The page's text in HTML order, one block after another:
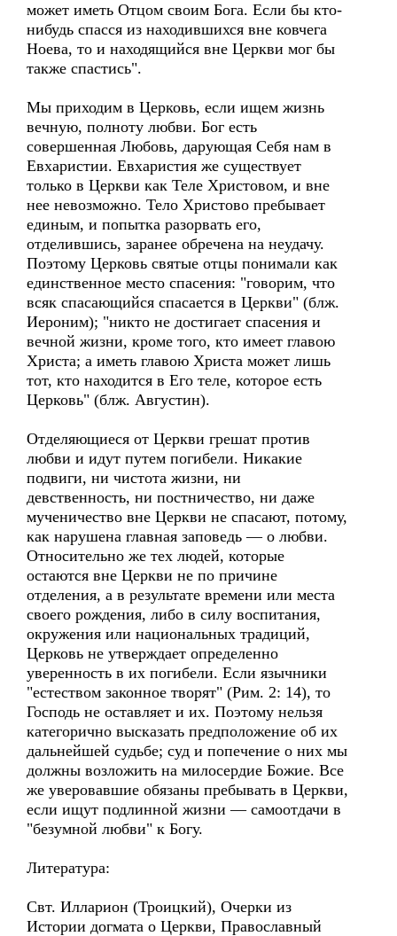
может иметь Отцом своим Бога. Если бы кто-
нибудь спасся из находившихся вне ковчега
Ноева, то и находящийся вне Церкви мог бы
также спастись".
Мы приходим в Церковь, если ищем жизнь
вечную, полноту любви. Бог есть
совершенная Любовь, дарующая Себя нам в
Евхаристии. Евхаристия же существует
только в Церкви как Теле Христовом, и вне
нее невозможно. Тело Христово пребывает
единым, и попытка разорвать его,
отделившись, заранее обречена на неудачу.
Поэтому Церковь святые отцы понимали как
единственное место спасения: "говорим, что
всяк спасающийся спасается в Церкви" (блж.
Иероним); "никто не достигает спасения и
вечной жизни, кроме того, кто имеет главою
Христа; а иметь главою Христа может лишь
тот, кто находится в Его теле, которое есть
Церковь" (блж. Августин).
Отделяющиеся от Церкви грешат против
любви и идут путем погибели. Никакие
подвиги, ни чистота жизни, ни
девственность, ни постничество, ни даже
мученичество вне Церкви не спасают, потому,
как нарушена главная заповедь — о любви.
Относительно же тех людей, которые
остаются вне Церкви не по причине
отделения, а в результате времени или места
своего рождения, либо в силу воспитания,
окружения или национальных традиций,
Церковь не утверждает определенно
уверенность в их погибели. Если язычники
"естеством законное творят" (Рим. 2: 14), то
Господь не оставляет и их. Поэтому нельзя
категорично высказать предположение об их
дальнейшей судьбе; суд и попечение о них мы
должны возложить на милосердие Божие. Все
же уверовавшие обязаны пребывать в Церкви,
если ищут подлинной жизни — самоотдачи в
"безумной любви" к Богу.
Литература:
Свт. Илларион (Троицкий), Очерки из
Истории догмата о Церкви, Православный